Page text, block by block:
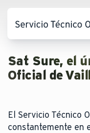
Sat Sure, el
Oficial de
El Servicio Técnico
constantemente en